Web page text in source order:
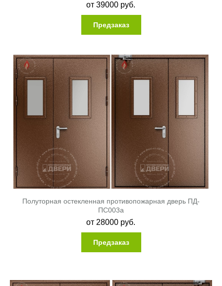
от39000 руб.
Предзаказ
Полуторная остекленная противопожарная дверь ПД-
ПС003a
от 28000 руб.
Предзаказ